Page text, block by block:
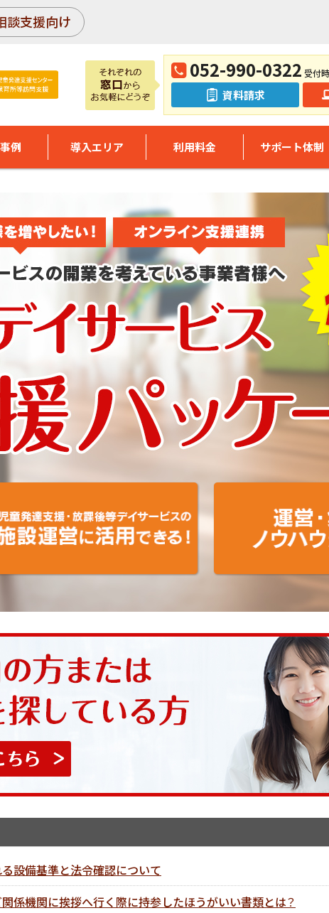
談支援向け
052-990-0322 受付
資料請求
例 導入エリア 利用料金 サポート体制
る設備基準と法令確認について
関係機関に挨拶へ行く際に持参したほうがいい書類とは？